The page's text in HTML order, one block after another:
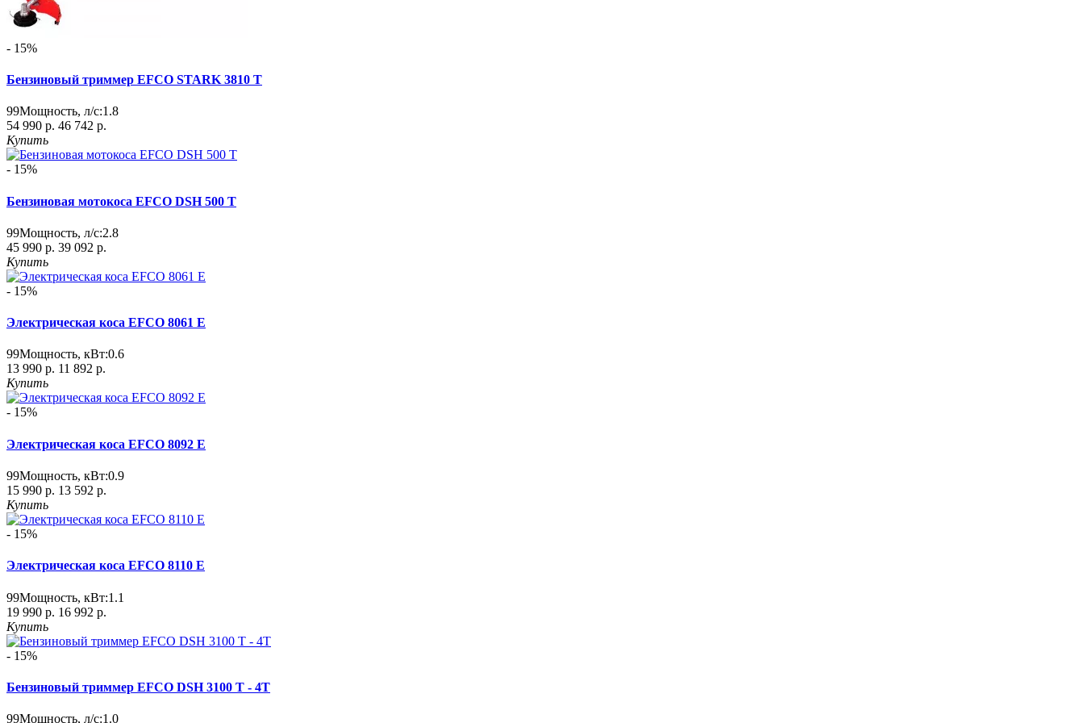
- 15%
Бензиновый триммер EFCO STARK 3810 T
99Мощность, л/с:1.8
54 990 р. 46 742 р.
Купить
- 15%
Бензиновая мотокоса EFCO DSH 500 T
99Мощность, л/с:2.8
45 990 р. 39 092 р.
Купить
- 15%
Электрическая коса EFCO 8061 E
99Мощность, кВт:0.6
13 990 р. 11 892 р.
Купить
- 15%
Электрическая коса EFCO 8092 E
99Мощность, кВт:0.9
15 990 р. 13 592 р.
Купить
- 15%
Электрическая коса EFCO 8110 E
99Мощность, кВт:1.1
19 990 р. 16 992 р.
Купить
- 15%
Бензиновый триммер EFCO DSH 3100 T - 4T
99Мощность, л/с:1.0